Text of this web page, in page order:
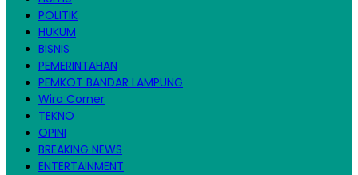
POLITIK
HUKUM
BISNIS
PEMERINTAHAN
PEMKOT BANDAR LAMPUNG
Wira Corner
TEKNO
OPINI
BREAKING NEWS
ENTERTAINMENT